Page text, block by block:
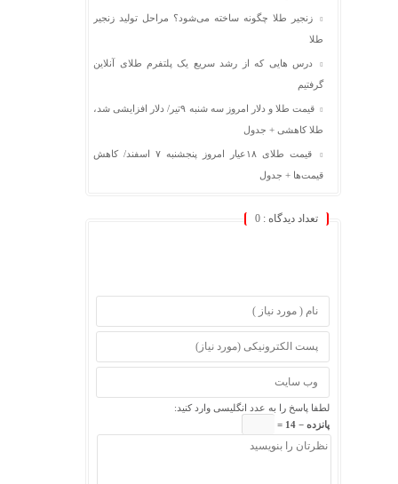
زنجیر طلا چگونه ساخته می‌شود؟ مراحل تولید زنجیر
طلا
درس هایی که از رشد سریع یک پلتفرم طلای آنلاین
گرفتیم
قیمت طلا و دلار امروز سه شنبه ۹تیر/ دلار افزایشی شد،
طلا کاهشی + جدول
قیمت طلای ۱۸عیار امروز پنجشنبه ۷ اسفند/ کاهش
قیمت‌ها + جدول
تعداد دیدگاه : 0
لطفا پاسخ را به عدد انگلیسی وارد کنید:
پانزده − 14 =